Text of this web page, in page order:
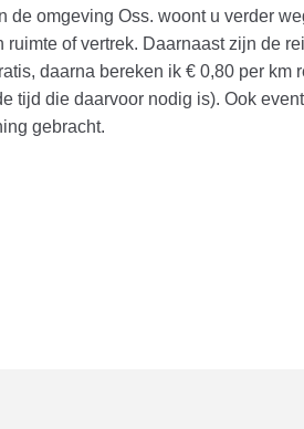
de omgeving Oss. woont u verder
ruimte of vertrek. Daarnaast zijn de
daarna bereken ik € 0,80 per
tijd die daarvoor nodig is). Ook
gebracht.